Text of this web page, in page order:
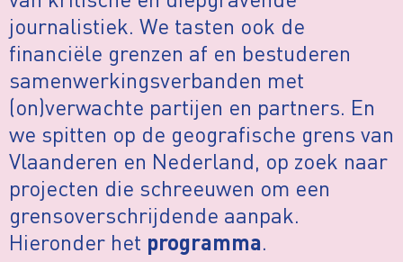
journalistiek. We tasten ook de
financiële grenzen af en bestuderen
samenwerkingsverbanden met
(on)verwachte partijen en partners. En
we spitten op de geografische grens van
Vlaanderen en Nederland, op zoek naar
projecten die schreeuwen om een
grensoverschrijdende aanpak.
Hieronder het programma.